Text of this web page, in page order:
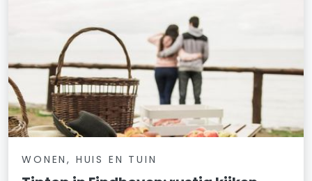
WONEN, HUIS EN TUIN